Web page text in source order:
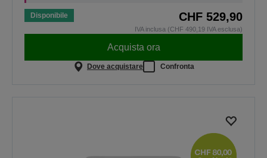
Disponibile CHF 529,90
IVA inclusa (CHF 490,19 IVA esclusa)
Acquista ora
Dove acquistare Confronta